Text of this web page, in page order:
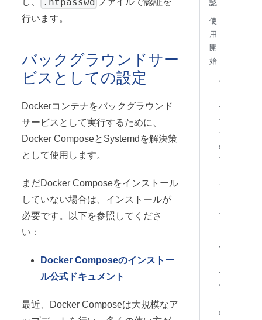
行います。
バックグラウンドサー
ビスとしての設定
Dockerコンテナをバックグラウンド
サービスとして実行するために、
Docker ComposeとSystemdを解決策
として使用します。
まだDocker Composeをインストール
していない場合は、インストールが
必要です。以下を参照してくださ
い：
Docker Composeのインストー
ル公式ドキュメント
最近、Docker Composeは大規模なア
認
使
用
開
始
パ
ッ
ケ
ー
ジ
の
ア
ッ
プ
ロ
ー
パ
ッ
ケ
ー
ジ
の